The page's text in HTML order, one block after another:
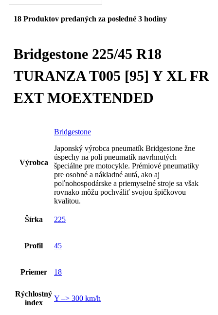
18 Produktov predaných za posledné 3 hodiny
Bridgestone 225/45 R18
TURANZA T005 [95] Y XL FR
EXT MOEXTENDED
Výrobca
Bridgestone
Japonský výrobca pneumatík Bridgestone žne
úspechy na poli pneumatík navrhnutých
špeciálne pre motocykle. Prémiové pneumatiky
pre osobné a nákladné autá, ako aj
poľnohospodárske a priemyselné stroje sa však
rovnako môžu pochváliť svojou špičkovou
kvalitou.
Šírka 225
Profil 45
Priemer 18
Rýchlostný
index
Y –> 300 km/h